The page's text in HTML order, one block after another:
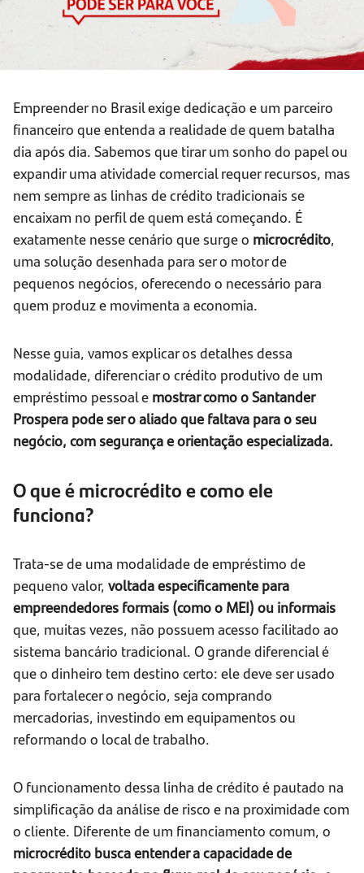
Empreender no Brasil exige dedicação e um parceiro
financeiro que entenda a realidade de quem batalha
dia após dia. Sabemos que tirar um sonho do papel ou
expandir uma atividade comercial requer recursos, mas
nem sempre as linhas de crédito tradicionais se
encaixam no perfil de quem está começando. É
exatamente nesse cenário que surge o microcrédito,
uma solução desenhada para ser o motor de
pequenos negócios, oferecendo o necessário para
quem produz e movimenta a economia.
Nesse guia, vamos explicar os detalhes dessa
modalidade, diferenciar o crédito produtivo de um
empréstimo pessoal e mostrar como o Santander
Prospera pode ser o aliado que faltava para o seu
negócio, com segurança e orientação especializada.
O que é microcrédito e como ele
funciona?
Trata-se de uma modalidade de empréstimo de
pequeno valor, voltada especificamente para
empreendedores formais (como o MEI) ou informais
que, muitas vezes, não possuem acesso facilitado ao
sistema bancário tradicional. O grande diferencial é
que o dinheiro tem destino certo: ele deve ser usado
para fortalecer o negócio, seja comprando
mercadorias, investindo em equipamentos ou
reformando o local de trabalho.
O funcionamento dessa linha de crédito é pautado na
simplificação da análise de risco e na proximidade com
o cliente. Diferente de um financiamento comum, o
microcrédito busca entender a capacidade de